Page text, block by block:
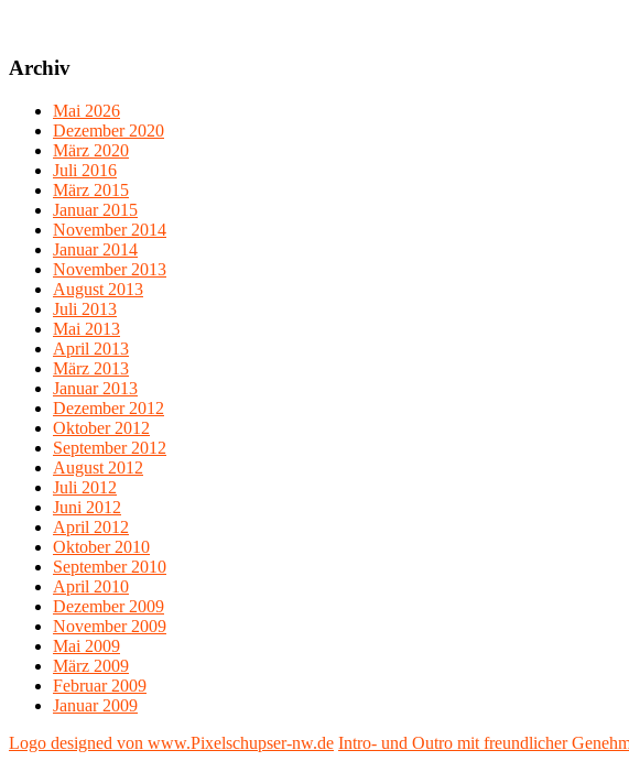
Archiv
Mai 2026
Dezember 2020
März 2020
Juli 2016
März 2015
Januar 2015
November 2014
Januar 2014
November 2013
August 2013
Juli 2013
Mai 2013
April 2013
März 2013
Januar 2013
Dezember 2012
Oktober 2012
September 2012
August 2012
Juli 2012
Juni 2012
April 2012
Oktober 2010
September 2010
April 2010
Dezember 2009
November 2009
Mai 2009
März 2009
Februar 2009
Januar 2009
Logo designed von www.Pixelschupser-nw.de Intro- und Outro mit freundlicher